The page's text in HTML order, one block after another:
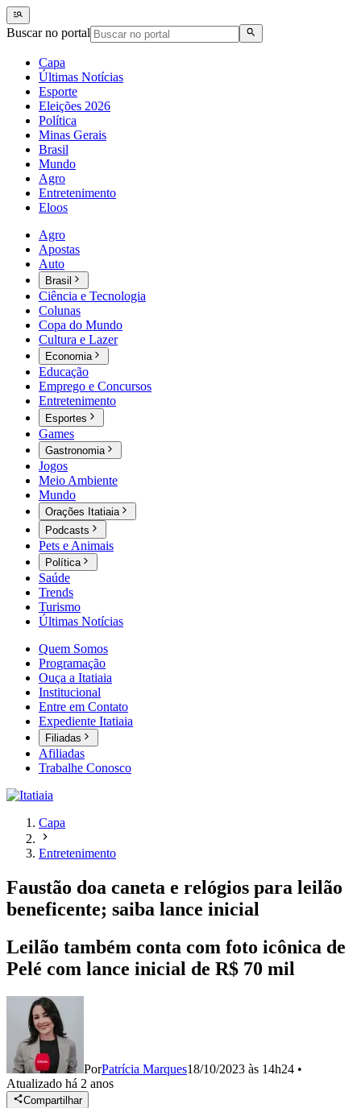
Buscar no portal
Capa
Últimas Notícias
Esporte
Eleições 2026
Política
Minas Gerais
Brasil
Mundo
Agro
Entretenimento
Eloos
Agro
Apostas
Auto
Brasil
Ciência e Tecnologia
Colunas
Copa do Mundo
Cultura e Lazer
Economia
Educação
Emprego e Concursos
Entretenimento
Esportes
Games
Gastronomia
Jogos
Meio Ambiente
Mundo
Orações Itatiaia
Podcasts
Pets e Animais
Política
Saúde
Trends
Turismo
Últimas Notícias
Quem Somos
Programação
Ouça a Itatiaia
Institucional
Entre em Contato
Expediente Itatiaia
Filiadas
Afiliadas
Trabalhe Conosco
Capa
Entretenimento
Faustão doa caneta e relógios para leilão
beneficente; saiba lance inicial
Leilão também conta com foto icônica de
Pelé com lance inicial de R$ 70 mil
PorPatrícia Marques18/10/2023 às 14h24 •
Atualizado há 2 anos
Compartilhar